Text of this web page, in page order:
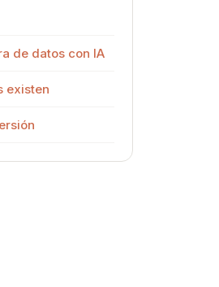
de datos con IA
existen